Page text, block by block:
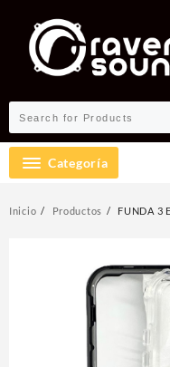
contenido
Categoría
Inicio Productos FUNDA 3